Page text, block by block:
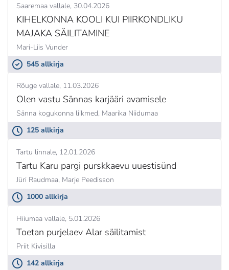
Saaremaa vallale 30.04.2026
KIHELKONNA KOOLI KUI PIIRKONDLIKU
MAJAKA SÄILITAMINE
Mari-Liis Vunder
545 allkirja
Rõuge vallale 11.03.2026
Olen vastu Sännas karjääri avamisele
Sänna kogukonna liikmed, Maarika Niidumaa
125 allkirja
Tartu linnale 12.01.2026
Tartu Karu pargi purskkaevu uuestisünd
Jüri Raudmaa, Marje Peedisson
1000 allkirja
Hiiumaa vallale 5.01.2026
Toetan purjelaev Alar säilitamist
Priit Kivisilla
142 allkirja